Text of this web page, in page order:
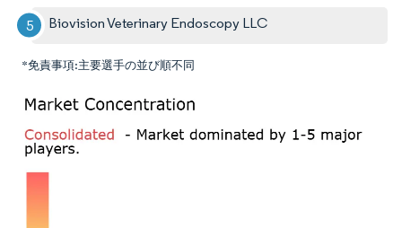
Biovision Veterinary Endoscopy LLC
*免責事項:主要選手の並び順不同